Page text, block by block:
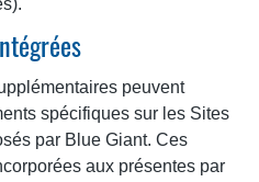
peuvent
spécifiques sur les Sites
par Blue Giant. Ces
aux présentes par